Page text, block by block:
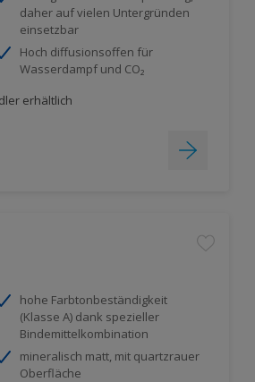
daher auf vielen Untergründen
einsetzbar
Hoch diffusionsoffen für
Wasserdampf und CO₂
erhältlich
hohe Farbtonbeständigkeit
(Klasse A) dank spezieller
Bindemittelkombination
mineralisch matt, mit quartzrauer
Oberfläche